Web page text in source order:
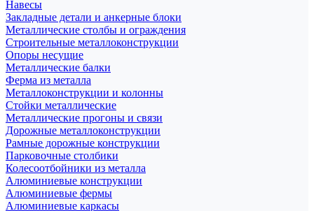
Навесы
Закладные детали и анкерные блоки
Металлические столбы и ограждения
Строительные металлоконструкции
Опоры несущие
Металлические балки
Ферма из металла
Металлоконструкции и колонны
Стойки металлические
Металлические прогоны и связи
Дорожные металлоконструкции
Рамные дорожные конструкции
Парковочные столбики
Колесоотбойники из металла
Алюминиевые конструкции
Алюминиевые фермы
Алюминиевые каркасы